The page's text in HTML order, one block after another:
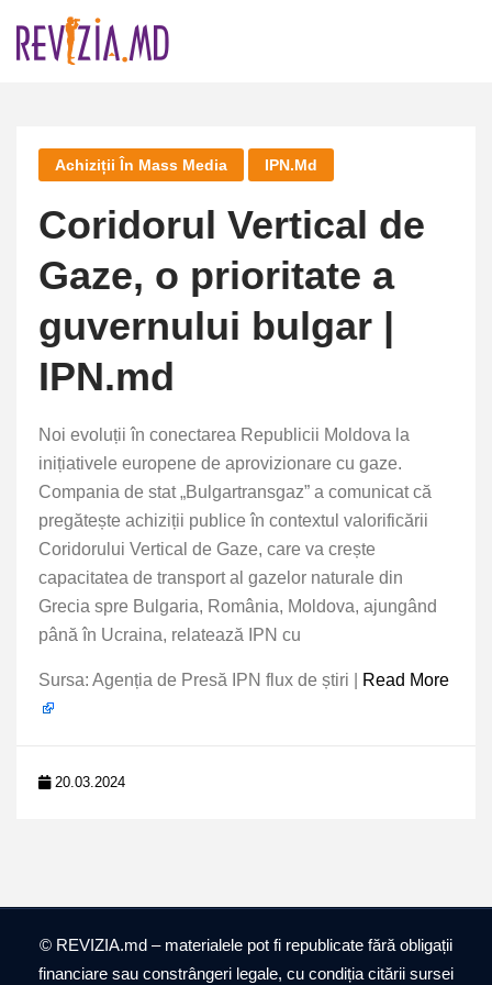
Achiziții În Mass Media IPN.md
Coridorul Vertical de
Gaze, o prioritate a
guvernului bulgar |
IPN.md
Noi evoluții în conectarea Republicii Moldova la
inițiativele europene de aprovizionare cu gaze.
Compania de stat „Bulgartransgaz” a comunicat că
pregătește achiziții publice în contextul valorificării
Coridorului Vertical de Gaze, care va crește
capacitatea de transport al gazelor naturale din
Grecia spre Bulgaria, România, Moldova, ajungând
până în Ucraina, relatează IPN cu
Sursa: Agenția de Presă IPN flux de știri | Read More
20.03.2024
© REVIZIA.md – materialele pot fi republicate fără obligații
financiare sau constrângeri legale, cu condiția citării sursei